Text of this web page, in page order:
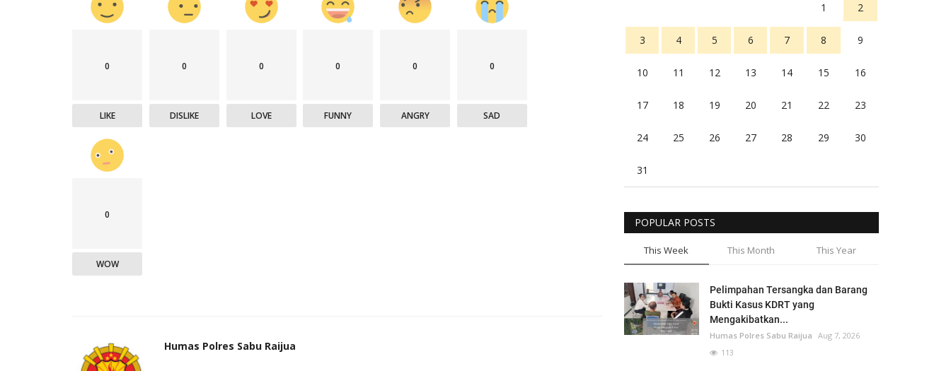
0
LIKE
0
DISLIKE
0
LOVE
0
FUNNY
0
ANGRY
0
SAD
0
WOW
Humas Polres Sabu Raijua
1 2
3 4 5 6 7 8 9
10 11 12 13 14 15 16
17 18 19 20 21 22 23
24 25 26 27 28 29 30
31
POPULAR POSTS
This Week This Month This Year
Pelimpahan Tersangka dan Barang
Bukti Kasus KDRT yang
Mengakibatkan...
Humas Polres Sabu Raijua Aug 7, 2026
113